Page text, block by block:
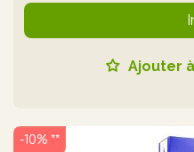
Ajouter
-10% **